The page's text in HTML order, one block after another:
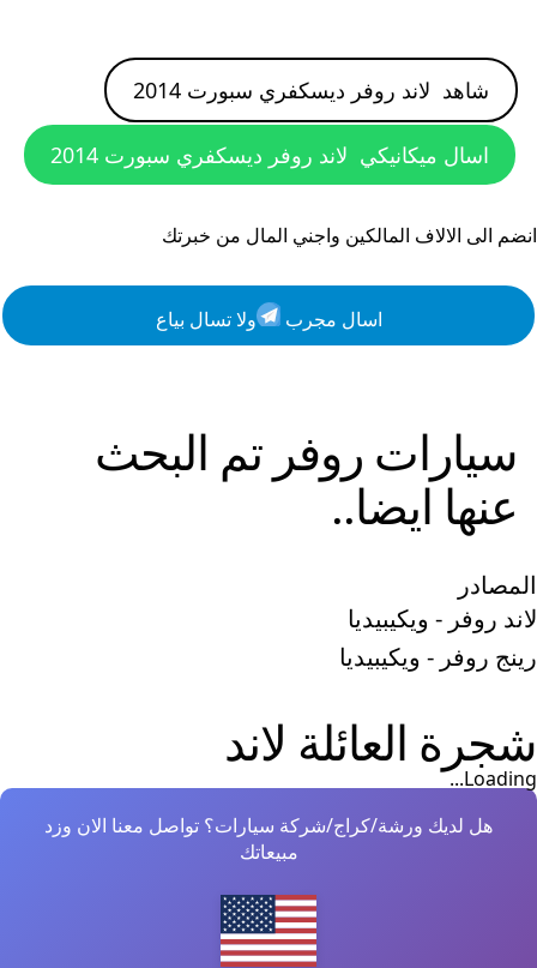
شاهد لاند روفر ديسكفري سبورت 2014
اسال ميكانيكي لاند روفر ديسكفري سبورت 2014
انضم الى الالاف المالكين واجني المال من خبرتك
اسال مجرب ولا تسال بياع
سيارات روفر تم البحث
عنها ايضا..
المصادر
لاند روفر - ويكيبيديا
رينج روفر - ويكيبيديا
شجرة العائلة لاند
Loading...
هل لديك ورشة/كراج/شركة سيارات؟ تواصل معنا الان وزد
مبيعاتك